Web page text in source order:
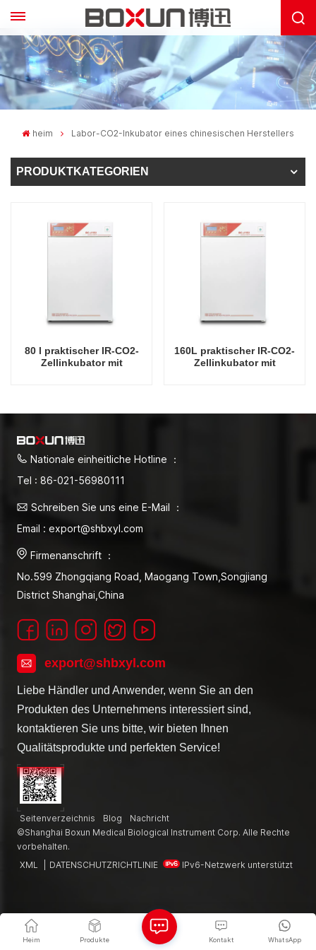
heim Labor-CO2-Inkubator eines chinesischen Herstellers
PRODUKTKATEGORIEN
80 l praktischer IR-CO2-
Zellinkubator mit
160L praktischer IR-CO2-
Zellinkubator mit
Nationale einheitliche Hotline ：
Tel : 86-021-56980111
Schreiben Sie uns eine E-Mail ：
Email : export@shbxyl.com
Firmenanschrift ：
No.599 Zhongqiang Road, Maogang Town,Songjiang
District Shanghai,China
export@shbxyl.com
Liebe Händler und Anwender, wenn Sie an den
Produkten des Unternehmens interessiert sind,
kontaktieren Sie uns bitte, wir bieten Ihnen
Qualitätsprodukte und perfekten Service!
Seitenverzeichnis Blog
Nachricht
©Shanghai Boxun Medical Biological Instrument Corp. Alle Rechte
vorbehalten.
XML
DATENSCHUTZRICHTLINIE IPv6-Netzwerk unterstützt
Heim Produkte WhatsApp
Kontakt